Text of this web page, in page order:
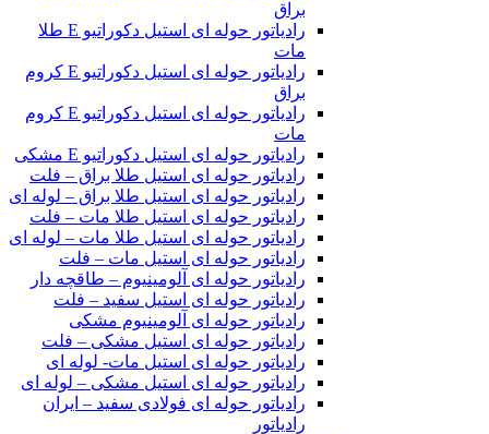
براق
رادیاتور حوله ای استیل دکوراتیو E طلا
مات
رادیاتور حوله ای استیل دکوراتیو E کروم
براق
رادیاتور حوله ای استیل دکوراتیو E کروم
مات
رادیاتور حوله ای استیل دکوراتیو E مشکی
رادیاتور حوله ای استیل طلا براق – فلت
رادیاتور حوله ای استیل طلا براق – لوله ای
رادیاتور حوله ای استیل طلا مات – فلت
رادیاتور حوله ای استیل طلا مات – لوله ای
رادیاتور حوله ای استیل مات – فلت
رادیاتور حوله ای آلومینیوم – طاقچه دار
رادیاتور حوله ای استیل سفید – فلت
رادیاتور حوله ای آلومینیوم مشکی
رادیاتور حوله ای استیل مشکی – فلت
رادیاتور حوله ای استیل مات- لوله ای
رادیاتور حوله ای استیل مشکی – لوله ای
رادیاتور حوله ای فولادی سفید – ایران
رادیاتور